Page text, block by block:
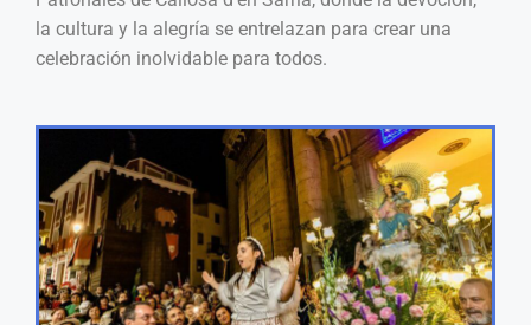
la cultura y la alegría se entrelazan para crear una
celebración inolvidable para todos.